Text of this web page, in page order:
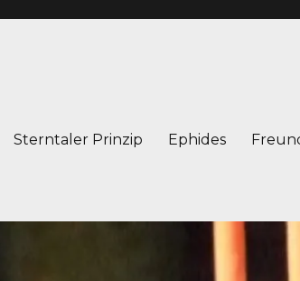
Sterntaler Prinzip Ephides